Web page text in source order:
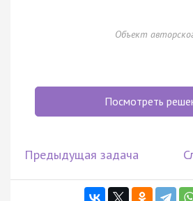
Объект
Посмотреть
Предыдущая задача